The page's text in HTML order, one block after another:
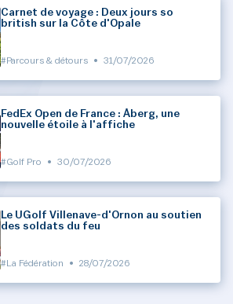
Carnet de voyage : Deux jours so
british sur la Côte d'Opale
#Parcours & détours • 31/07/2026
FedEx Open de France : Åberg, une
nouvelle étoile à l'affiche
#Golf Pro • 30/07/2026
Le UGolf Villenave-d'Ornon au soutien
des soldats du feu
#La Fédération • 28/07/2026